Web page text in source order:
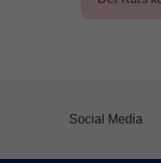
Social Media